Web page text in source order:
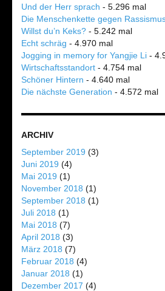
Und der Herr sprach - 5.296 mal
Die Menschenkette gegen
Willst du’n Keks? - 5.242 mal
Echt schräg - 4.970 mal
Jogging in memory for Yangjie Li -
Wirtschaftsstandort - 4.754 mal
Schöner Hintern - 4.640 mal
Die nächste Generation - 4.572 mal
ARCHIV
September 2019 (3)
Juni 2019 (4)
Mai 2019 (1)
November 2018 (1)
September 2018 (1)
Juli 2018 (1)
Mai 2018 (7)
April 2018 (3)
März 2018 (7)
Februar 2018 (4)
Januar 2018 (1)
Dezember 2017 (4)